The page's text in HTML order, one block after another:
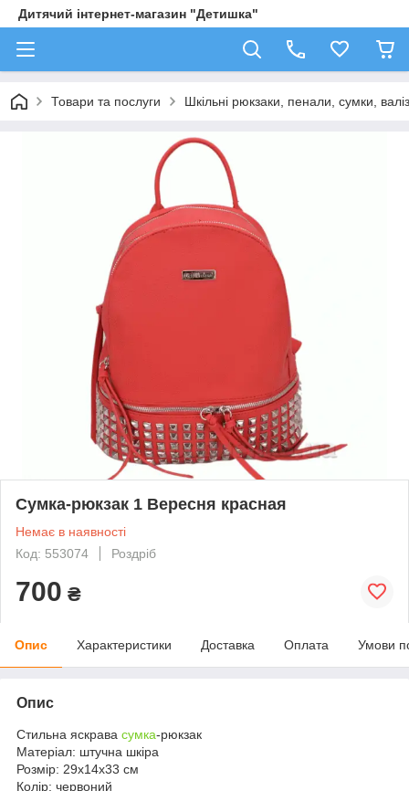
Дитячий інтернет-магазин "Детишка"
Товари та послуги Шкільні рюкзаки, пенали, сумки,
Сумка-рюкзак 1 Вересня красная
Немає в наявності
Код: 553074
Роздріб
700 ₴
Опис Характеристики Доставка Оплата Умови
Опис
Стильна яскрава сумка-рюкзак
Матеріал: штучна шкіра
Розмір: 29х14х33 см
Колір: червоний